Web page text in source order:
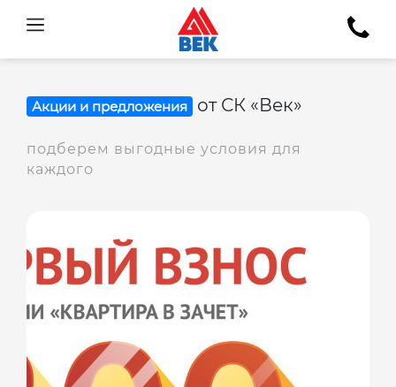
Акции и предложения от СК «Век»
подберем выгодные условия для
каждого